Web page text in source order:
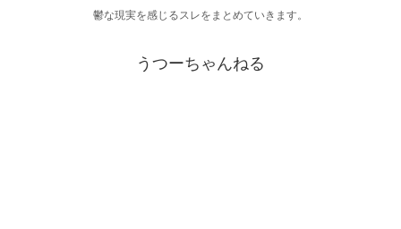
鬱な現実を感じるスレをまとめていきます。
うつーちゃんねる